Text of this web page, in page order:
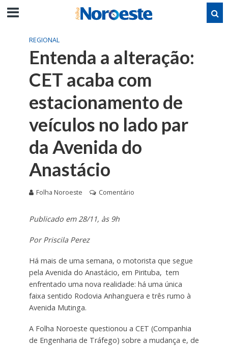
REGIONAL
Entenda a alteração:
CET acaba com
estacionamento de
veículos no lado par
da Avenida do
Anastácio
Folha Noroeste Comentário
Publicado em 28/11, às 9h
Por Priscila Perez
Há mais de uma semana, o motorista que segue
pela Avenida do Anastácio, em Pirituba, tem
enfrentado uma nova realidade: há uma única
faixa sentido Rodovia Anhanguera e três rumo à
Avenida Mutinga.
A Folha Noroeste questionou a CET (Companhia
de Engenharia de Tráfego) sobre a mudança e, de